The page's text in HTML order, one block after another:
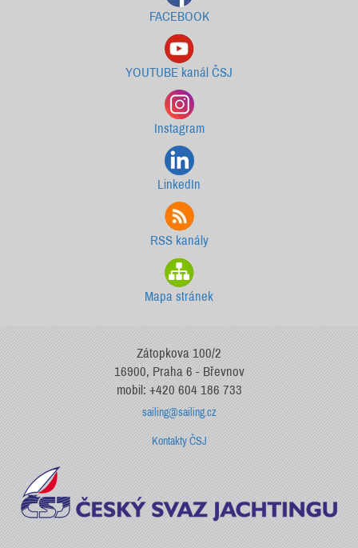
FACEBOOK
YOUTUBE kanál ČSJ
Instagram
LinkedIn
RSS kanály
Mapa stránek
Zátopkova 100/2
16900, Praha 6 - Břevnov
mobil: +420 604 186 733
sailing@sailing.cz
Kontakty ČSJ